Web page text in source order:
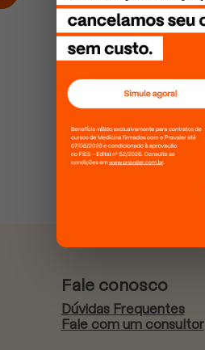
Fale conosco
Dúvidas Frequentes
Fale com um consultor